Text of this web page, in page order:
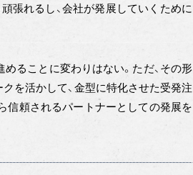
張れるし、会社が発展していくために
めることに変わりはない。ただ、その形
を活かして、金型に特化させた受発注
信頼されるパートナーとしての発展を